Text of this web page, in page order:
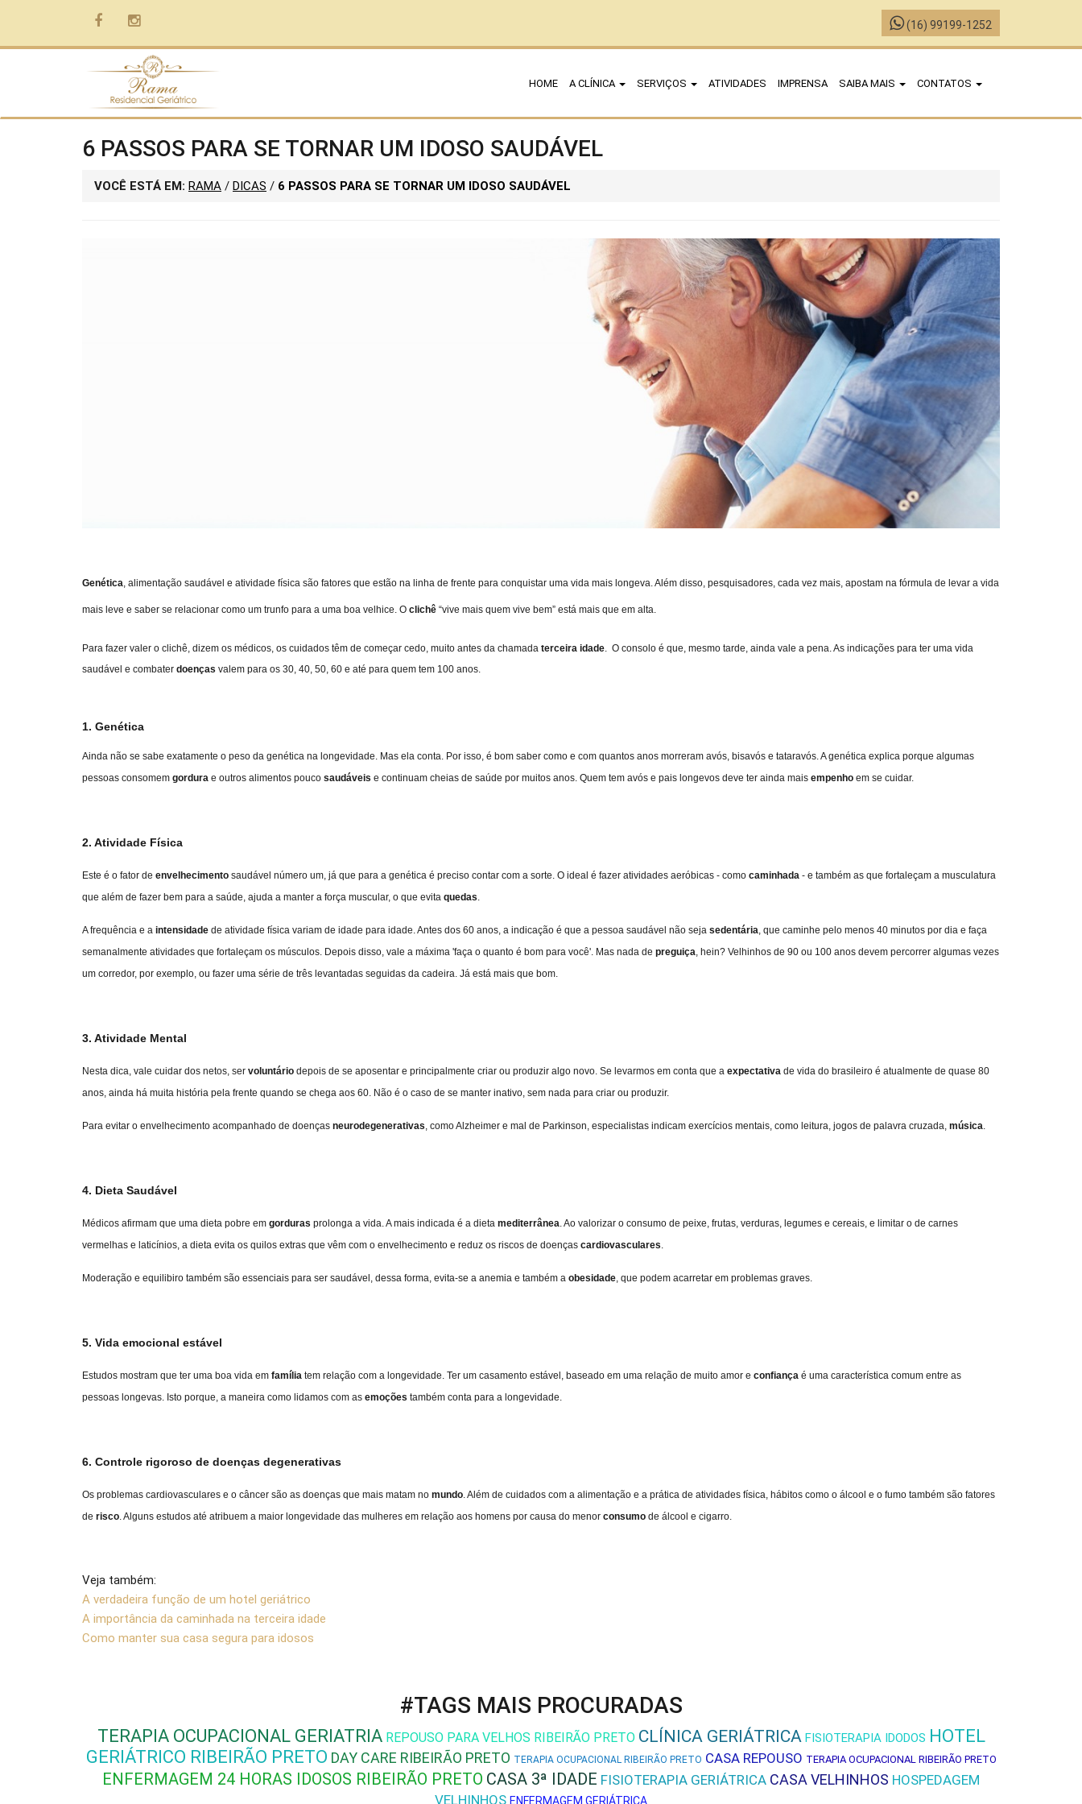
(16) 99199-1252
HOME A CLÍNICA SERVIÇOS ATIVIDADES IMPRENSA SAIBA MAIS CONTATOS
6 PASSOS PARA SE TORNAR UM IDOSO SAUDÁVEL
VOCÊ ESTÁ EM: RAMA / DICAS / 6 PASSOS PARA SE TORNAR UM IDOSO SAUDÁVEL
Genética, alimentação saudável e atividade física são fatores que estão na linha de frente para conquistar uma vida mais longeva. Além disso, pesquisadores, cada vez mais, apostam na fórmula de levar a vida
mais leve e saber se relacionar como um trunfo para a uma boa velhice. O clichê “vive mais quem vive bem” está mais que em alta.
Para fazer valer o clichê, dizem os médicos, os cuidados têm de começar cedo, muito antes da chamada terceira idade. O consolo é que, mesmo tarde, ainda vale a pena. As indicações para ter uma vida
saudável e combater doenças valem para os 30, 40, 50, 60 e até para quem tem 100 anos.
1. Genética
Ainda não se sabe exatamente o peso da genética na longevidade. Mas ela conta. Por isso, é bom saber como e com quantos anos morreram avós, bisavós e tataravós. A genética explica porque algumas
pessoas consomem gordura e outros alimentos pouco saudáveis e continuam cheias de saúde por muitos anos. Quem tem avós e pais longevos deve ter ainda mais empenho em se cuidar.
2. Atividade Física
Este é o fator de envelhecimento saudável número um, já que para a genética é preciso contar com a sorte. O ideal é fazer atividades aeróbicas - como caminhada - e também as que fortaleçam a musculatura
que além de fazer bem para a saúde, ajuda a manter a força muscular, o que evita quedas.
A frequência e a intensidade de atividade física variam de idade para idade. Antes dos 60 anos, a indicação é que a pessoa saudável não seja sedentária, que caminhe pelo menos 40 minutos por dia e faça
semanalmente atividades que fortaleçam os músculos. Depois disso, vale a máxima 'faça o quanto é bom para você'. Mas nada de preguiça, hein? Velhinhos de 90 ou 100 anos devem percorrer algumas vezes
um corredor, por exemplo, ou fazer uma série de três levantadas seguidas da cadeira. Já está mais que bom.
3. Atividade Mental
Nesta dica, vale cuidar dos netos, ser voluntário depois de se aposentar e principalmente criar ou produzir algo novo. Se levarmos em conta que a expectativa de vida do brasileiro é atualmente de quase 80
anos, ainda há muita história pela frente quando se chega aos 60. Não é o caso de se manter inativo, sem nada para criar ou produzir.
Para evitar o envelhecimento acompanhado de doenças neurodegenerativas, como Alzheimer e mal de Parkinson, especialistas indicam exercícios mentais, como leitura, jogos de palavra cruzada, música.
4. Dieta Saudável
Médicos afirmam que uma dieta pobre em gorduras prolonga a vida. A mais indicada é a dieta mediterrânea. Ao valorizar o consumo de peixe, frutas, verduras, legumes e cereais, e limitar o de carnes
vermelhas e laticínios, a dieta evita os quilos extras que vêm com o envelhecimento e reduz os riscos de doenças cardiovasculares.
Moderação e equilibiro também são essenciais para ser saudável, dessa forma, evita-se a anemia e também a obesidade, que podem acarretar em problemas graves.
5. Vida emocional estável
Estudos mostram que ter uma boa vida em família tem relação com a longevidade. Ter um casamento estável, baseado em uma relação de muito amor e confiança é uma característica comum entre as
pessoas longevas. Isto porque, a maneira como lidamos com as emoções também conta para a longevidade.
6. Controle rigoroso de doenças degenerativas
Os problemas cardiovasculares e o câncer são as doenças que mais matam no mundo. Além de cuidados com a alimentação e a prática de atividades física, hábitos como o álcool e o fumo também são fatores
de risco. Alguns estudos até atribuem a maior longevidade das mulheres em relação aos homens por causa do menor consumo de álcool e cigarro.
Veja também:
A verdadeira função de um hotel geriátrico
A importância da caminhada na terceira idade
Como manter sua casa segura para idosos
#TAGS MAIS PROCURADAS
TERAPIA OCUPACIONAL GERIATRIA REPOUSO PARA VELHOS RIBEIRÃO PRETO CLÍNICA GERIÁTRICA FISIOTERAPIA IDODOS HOTEL
GERIÁTRICO RIBEIRÃO PRETO DAY CARE RIBEIRÃO PRETO TERAPIA OCUPACIONAL RIBEIRÃO PRETO CASA REPOUSO TERAPIA OCUPACIONAL RIBEIRÃO PRETO
ENFERMAGEM 24 HORAS IDOSOS RIBEIRÃO PRETO CASA 3ª IDADE FISIOTERAPIA GERIÁTRICA CASA VELHINHOS HOSPEDAGEM
VELHINHOS ENFERMAGEM GERIÁTRICA
Residencial Geriátrico Ramá
Nossa atuação é a transparência acima de